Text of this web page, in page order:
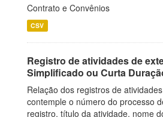
Contrato e Convênios
CSV
Registro de atividades de
Simplificado ou Curta
Relação dos registros de
contemple o número do processo
registro, título da atividade, nome